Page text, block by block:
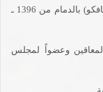
1/رئيساً لمجلس إدارة الشركة السعودية للأسمدة (سافكو) بالدمام من 1396 ـ
وعضواً لمجلس